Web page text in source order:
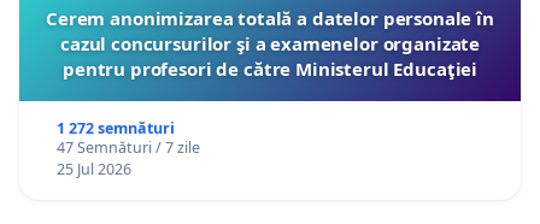
Cerem anonimizarea totală a datelor personale în
cazul concursurilor şi a examenelor organizate
pentru profesori de către Ministerul Educaţiei
1 272 semnături
47 Semnături / 7 zile
25 Jul 2026